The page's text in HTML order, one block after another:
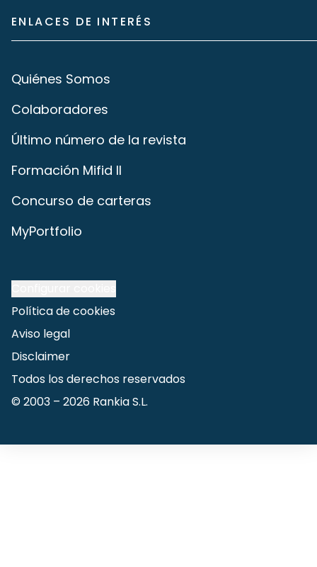
ENLACES DE INTERÉS
Quiénes Somos
Colaboradores
Último número de la revista
Formación Mifid II
Concurso de carteras
MyPortfolio
Política de cookies
Aviso legal
Disclaimer
Todos los derechos reservados
© 2003 – 2026 Rankia S.L.